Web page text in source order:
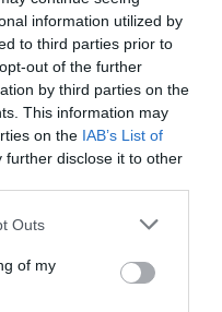
information utilized by
to third parties prior to
out of the further
by third parties on the
This information may
on the IAB’s List of
further disclose it to other
Outs
of my
με τη ζωντανή
Κνουτ Νύστεντ και
Ιωάννα
Evening
(Διευθύντρια
Στέφανος